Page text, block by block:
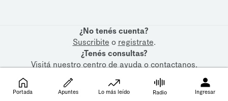
¿No tenés cuenta?
Suscribite o registrate.
¿Tenés consultas?
Visitá nuestrocentro de ayudaocontactanos.
Portada Apuntes Lo más leído Radio Ingresar